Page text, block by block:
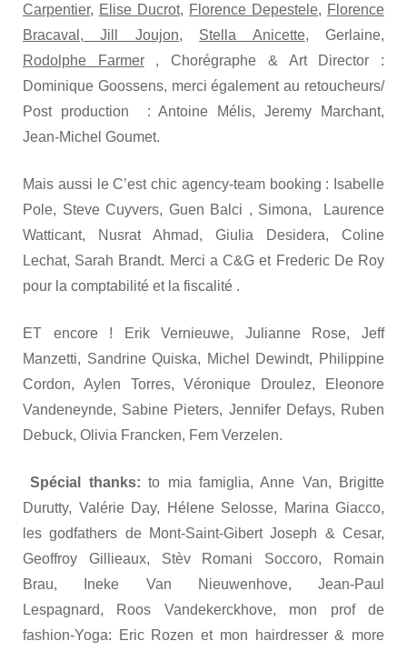
Carpentier, Elise Ducrot, Florence Depestele, Florence
Bracaval , Jill Joujon, Stella Anicette, Gerlaine,
Rodolphe Farmer, Chorégraphe & Art Director :
Dominique Goossens, merci également au retoucheurs/
Post production : Antoine Mélis, Jeremy Marchant,
Jean-Michel Goumet.
Mais aussi le C’est chic agency-team booking : Isabelle
Pole, Steve Cuyvers, Guen Balci , Simona, Laurence
Watticant, Nusrat Ahmad, Giulia Desidera, Coline
Lechat, Sarah Brandt. Merci a C&G et Frederic De Roy
pour la comptabilité et la fiscalité .
ET encore ! Erik Vernieuwe, Julianne Rose, Jeff
Manzetti, Sandrine Quiska, Michel Dewindt, Philippine
Cordon, Aylen Torres, Véronique Droulez, Eleonore
Vandeneynde, Sabine Pieters, Jennifer Defays, Ruben
Debuck, Olivia Francken, Fem Verzelen.
Spécial thanks: to mia famiglia, Anne Van, Brigitte
Durutty, Valérie Day, Hélene Selosse, Marina Giacco,
les godfathers de Mont-Saint-Gibert Joseph & Cesar,
Geoffroy Gillieaux, Stèv Romani Soccoro, Romain
Brau, Ineke Van Nieuwenhove, Jean-Paul
Lespagnard, Roos Vandekerckhove, mon prof de
fashion-Yoga: Eric Rozen et mon hairdresser & more